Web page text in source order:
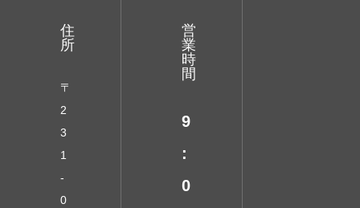
住
所
〒
2
3
1
-
0
営
業
時
間
9
:
0